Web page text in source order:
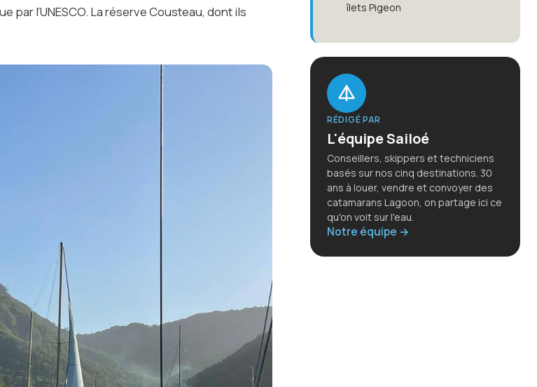
l’UNESCO. La réserve Cousteau, dont ils
îlets Pigeon
RÉDIGÉ PAR
L'équipe Sailoé
Conseillers, skippers et techniciens
basés sur nos cinq destinations. 30
ans à louer, vendre et convoyer des
catamarans Lagoon, on partage ici ce
qu'on voit sur l'eau.
Notre équipe →